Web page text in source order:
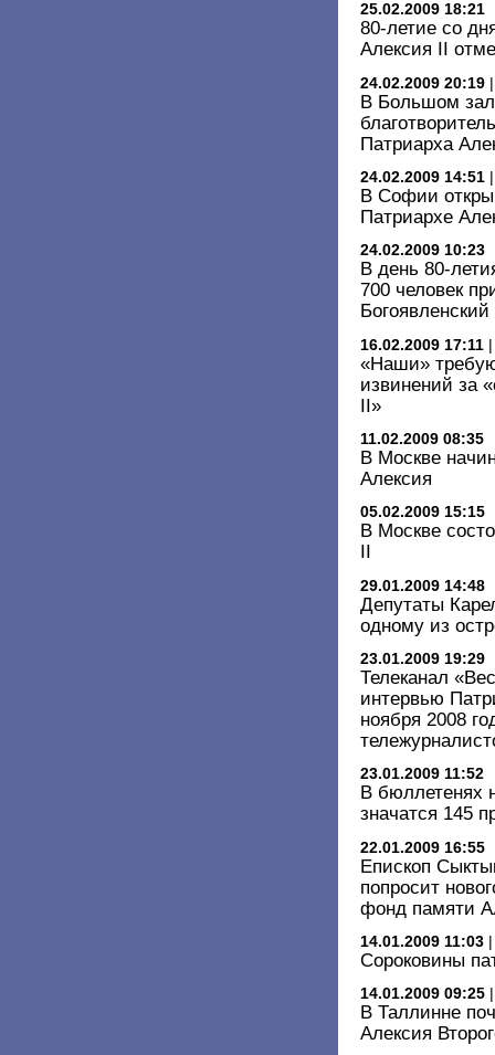
25.02.2009 18:21
80-летие со
Алексия II
24.02.2009 20:19
В Большом
Патриарха
24.02.2009 14:51
В Софии
Патриархе
24.02.2009 10:23
В день 80-
700 человек
16.02.2009 17:11
«Наши»
извинений за
II»
11.02.2009 08:35
В Москве
Алексия
05.02.2009 15:15
В Москве
29.01.2009 14:48
Депутаты
одному из
23.01.2009 19:29
Телеканал
интервью
ноября 2008
23.01.2009 11:52
В бюллетенях
значатся 145
22.01.2009 16:55
Епископ
попросит
фонд памяти
14.01.2009 11:03
Сороковины
14.01.2009 09:25
В Таллинне
Алексия